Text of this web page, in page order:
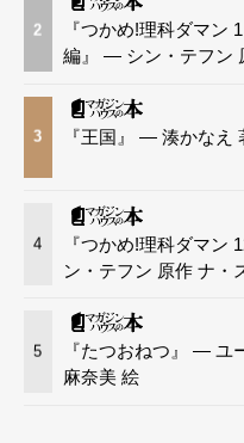
2
『つかめ!理科ダマン
編』 — シン・テフン
3 『王国』 — 湊かなえ
4
『つかめ!理科ダマン
ン・テフン 原作 ナ・
5
『たつおねつ』 — ユ
麻奈美 絵